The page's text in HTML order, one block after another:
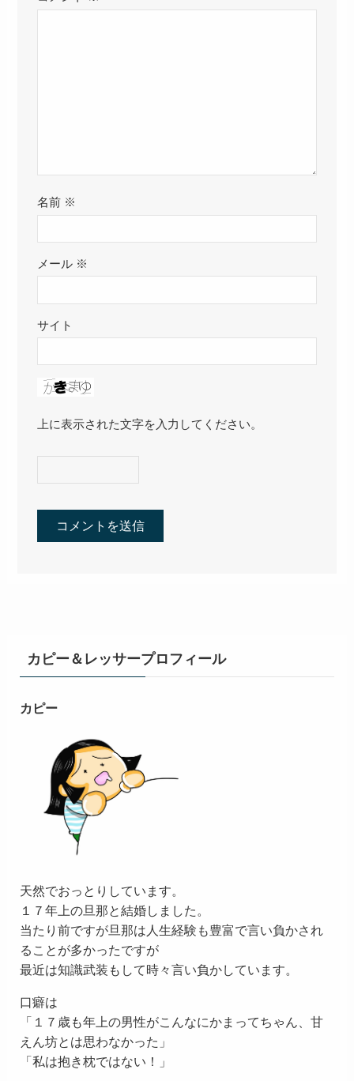
名前 ※
メール ※
サイト
上に表示された文字を入力してください。
カピー＆レッサープロフィール
カピー
天然でおっとりしています。
１７年上の旦那と結婚しました。
当たり前ですが旦那は人生経験も豊富で言い負かされ
ることが多かったですが
最近は知識武装もして時々言い負かしています。
口癖は
「１７歳も年上の男性がこんなにかまってちゃん、甘
えん坊とは思わなかった」
「私は抱き枕ではない！」